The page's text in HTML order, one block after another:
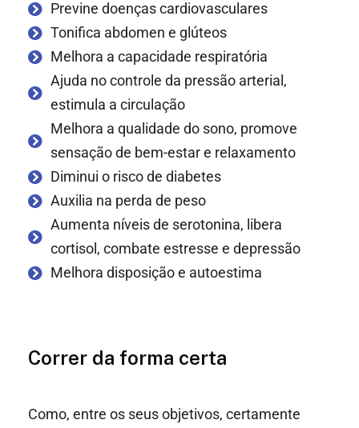
Previne doenças cardiovasculares
Tonifica abdomen e glúteos
Melhora a capacidade respiratória
Ajuda no controle da pressão arterial,
estimula a circulação
Melhora a qualidade do sono, promove
sensação de bem-estar e relaxamento
Diminui o risco de diabetes
Auxilia na perda de peso
Aumenta níveis de serotonina, libera
cortisol, combate estresse e depressão
Melhora disposição e autoestima
Correr da forma certa
Como, entre os seus objetivos, certamente